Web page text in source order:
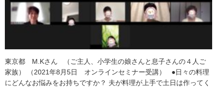
東京都 M.Kさん （ご主人、小学生の娘さんと息子さんの４人ご
家族） （2021年8月5日 オンラインセミナー受講） ●日々の料理
にどんなお悩みをお持ちですか？ 夫が料理が上手で土日は作ってく